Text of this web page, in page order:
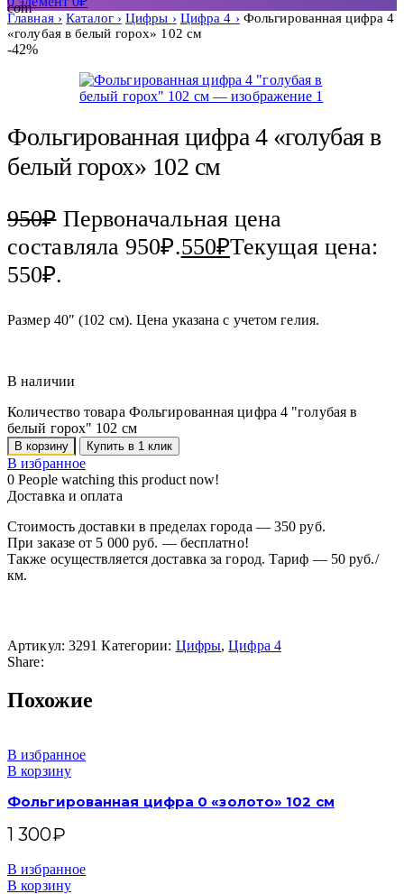
Главная Каталог Цифры Цифра 4
Фольгированная цифра 4
«голубая в белый горох» 102 см
-42%
Фольгированная цифра 4 «голубая в
белый горох» 102 см
950₽ Первоначальная цена
составляла 950₽.550₽Текущая цена:
550₽.
Размер 40″ (102 см). Цена указана с учетом гелия.
В наличии
Количество товара Фольгированная цифра 4 "голубая в
белый горох" 102 см
В корзину Купить в 1 клик
В избранное
0 People watching this product now!
Доставка и оплата
Стоимость доставки в пределах города — 350 руб.
При заказе от 5 000 руб. — бесплатно!
Также осуществляется доставка за город. Тариф — 50 руб./
км.
Артикул: 3291Категории: Цифры, Цифра 4
Share:
Похожие
В избранное
В корзину
Фольгированная цифра 0 «золото» 102 см
1 300₽
В избранное
В корзину